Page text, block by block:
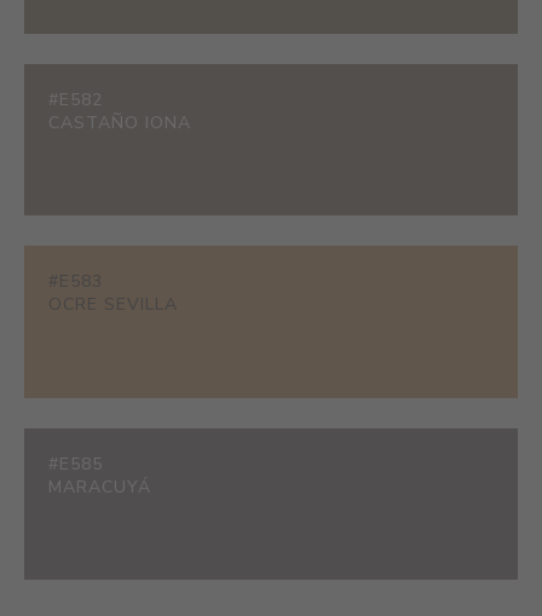
#E582
CASTAÑO IONA
#E583
OCRE SEVILLA
#E585
MARACUYÁ